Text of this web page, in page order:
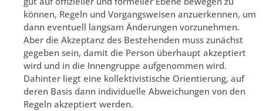
können, Regeln und Vorgangsweisen anzuerkennen, um
dann eventuell langsam Änderungen vorzunehmen.
Aber die Akzeptanz des Bestehenden muss zunächst
gegeben sein, damit die Person überhaupt akzeptiert
wird und in die Innengruppe aufgenommen wird.
Dahinter liegt eine kollektivistische Orientierung, auf
deren Basis dann individuelle Abweichungen von den
Regeln akzeptiert werden.